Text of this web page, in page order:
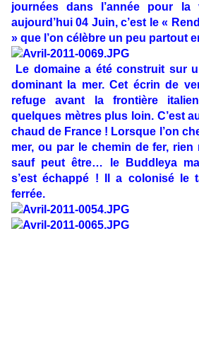
journées dans l’année pour la
aujourd’hui 04 Juin, c’est le «
» que l’on célèbre un peu partout
Le domaine a été construit sur
dominant la mer. Cet écrin de
refuge avant la frontière
quelques mètres plus loin. C’est
chaud de France ! Lorsque l’on
mer, ou par le chemin de fer, rien
sauf peut être… le Buddleya
s’est échappé ! Il a colonisé le
ferrée.